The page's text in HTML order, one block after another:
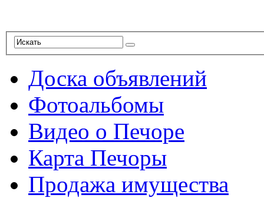
Доска объявлений
Фотоальбомы
Видео о Печоре
Карта Печоры
Продажа имущества